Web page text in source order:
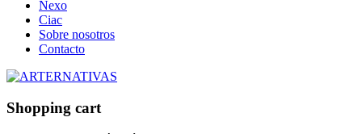
Nexo
Ciac
Sobre nosotros
Contacto
Shopping cart